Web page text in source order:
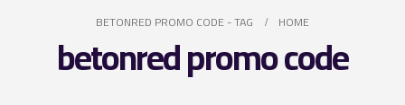
HOME
TAG -
BETONRED PROMO CODE
betonred promo code